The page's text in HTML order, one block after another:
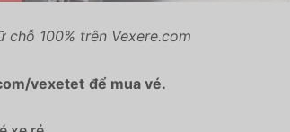
100% trên Vexere.com
vexetet để mua vé.